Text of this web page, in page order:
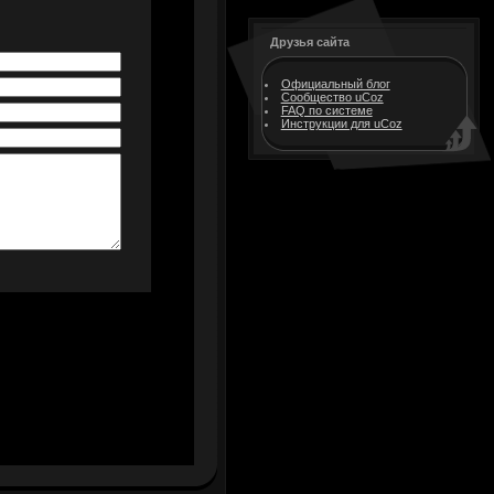
Друзья сайта
Официальный блог
Сообщество uCoz
FAQ по системе
Инструкции для uCoz